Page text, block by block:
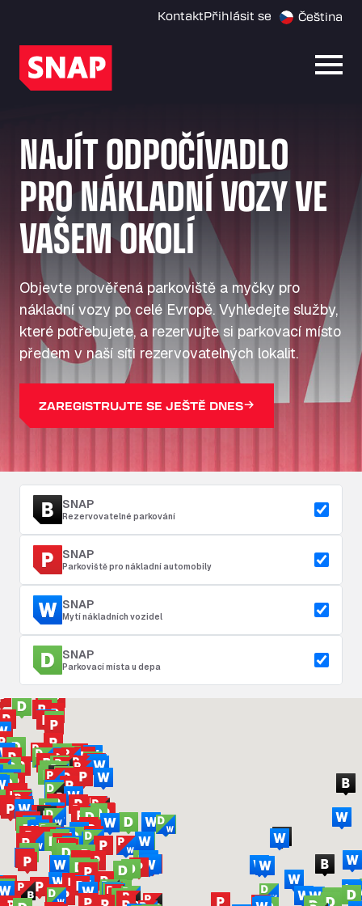
KontaktPřihlásit se Čeština
NAJÍT ODPOČÍVADLO
PRO NÁKLADNÍ VOZY VE
VAŠEM OKOLÍ
Objevte prověřená parkoviště a myčky pro
nákladní vozy po celé Evropě. Vyhledejte služby,
které potřebujete, a rezervujte si parkovací místo
předem v naší síti rezervovatelných lokalit.
ZAREGISTRUJTE SE JEŠTĚ DNES
SNAP
Rezervovatelné parkování
SNAP
Parkoviště pro nákladní automobily
SNAP
Mytí nákladních vozidel
SNAP
Parkovací místa u depa